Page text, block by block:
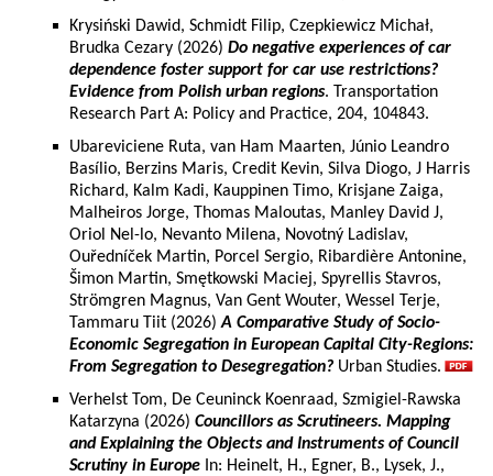
Krysiński Dawid, Schmidt Filip, Czepkiewicz Michał,
Brudka Cezary (2026) Do negative experiences of car
dependence foster support for car use restrictions?
Evidence from Polish urban regions. Transportation
Research Part A: Policy and Practice, 204, 104843.
Ubareviciene Ruta, van Ham Maarten, Júnio Leandro
Basílio, Berzins Maris, Credit Kevin, Silva Diogo, J Harris
Richard, Kalm Kadi, Kauppinen Timo, Krisjane Zaiga,
Malheiros Jorge, Thomas Maloutas, Manley David J,
Oriol Nel-lo, Nevanto Milena, Novotný Ladislav,
Ouředníček Martin, Porcel Sergio, Ribardière Antonine,
Šimon Martin, Smętkowski Maciej, Spyrellis Stavros,
Strömgren Magnus, Van Gent Wouter, Wessel Terje,
Tammaru Tiit (2026)A Comparative Study of Socio-
Economic Segregation in European Capital City-Regions:
From Segregation to Desegregation? Urban Studies.
Verhelst Tom, De Ceuninck Koenraad, Szmigiel-Rawska
Katarzyna (2026) Councillors as Scrutineers. Mapping
and Explaining the Objects and Instruments of Council
Scrutiny in Europe In: Heinelt, H., Egner, B., Lysek, J.,